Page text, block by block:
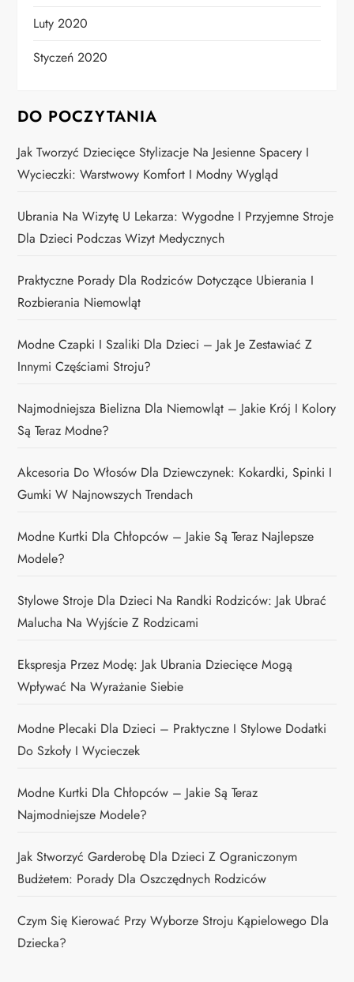
Luty 2020
Styczeń 2020
DO POCZYTANIA
Jak Tworzyć Dziecięce Stylizacje Na Jesienne Spacery I
Wycieczki: Warstwowy Komfort I Modny Wygląd
Ubrania Na Wizytę U Lekarza: Wygodne I Przyjemne Stroje
Dla Dzieci Podczas Wizyt Medycznych
Praktyczne Porady Dla Rodziców Dotyczące Ubierania I
Rozbierania Niemowląt
Modne Czapki I Szaliki Dla Dzieci – Jak Je Zestawiać Z
Innymi Częściami Stroju?
Najmodniejsza Bielizna Dla Niemowląt – Jakie Krój I Kolory
Są Teraz Modne?
Akcesoria Do Włosów Dla Dziewczynek: Kokardki, Spinki I
Gumki W Najnowszych Trendach
Modne Kurtki Dla Chłopców – Jakie Są Teraz Najlepsze
Modele?
Stylowe Stroje Dla Dzieci Na Randki Rodziców: Jak Ubrać
Malucha Na Wyjście Z Rodzicami
Ekspresja Przez Modę: Jak Ubrania Dziecięce Mogą
Wpływać Na Wyrażanie Siebie
Modne Plecaki Dla Dzieci – Praktyczne I Stylowe Dodatki
Do Szkoły I Wycieczek
Modne Kurtki Dla Chłopców – Jakie Są Teraz
Najmodniejsze Modele?
Jak Stworzyć Garderobę Dla Dzieci Z Ograniczonym
Budżetem: Porady Dla Oszczędnych Rodziców
Czym Się Kierować Przy Wyborze Stroju Kąpielowego Dla
Dziecka?